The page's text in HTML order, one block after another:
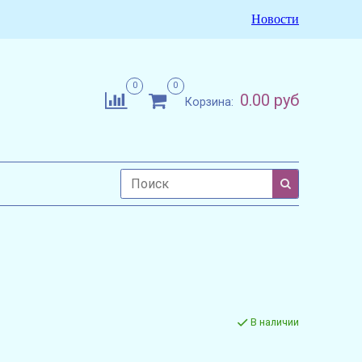
Новости
0 0
Корзина: 0.00 руб
В наличии